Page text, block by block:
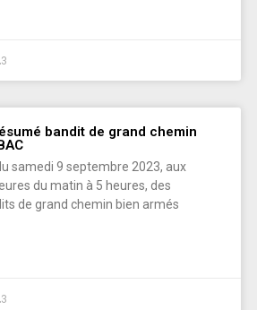
bandit de grand chemin
samedi 9 septembre 2023, aux
du matin à 5 heures, des
de grand chemin bien armés